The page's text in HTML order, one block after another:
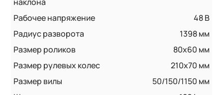
Рабочее напряжение
48 В
Радиус разворота
1398 мм
Размер роликов
80x60 мм
Размер рулевых колес
210x70 мм
Размер вилы
50/150/1150 мм